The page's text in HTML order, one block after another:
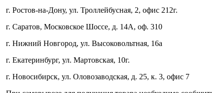
г. Ростов-на-Дону, ул. Троллейбусная, 2, офис 212г.
г. Саратов, Московское Шоссе, д. 14А, оф. 310
г. Нижний Новгород, ул. Высоковольтная, 16а
г. Екатеринбург, ул. Мартовская, 10г.
г. Новосибирск, ул. Оловозаводская, д. 25, к. 3, офис 7